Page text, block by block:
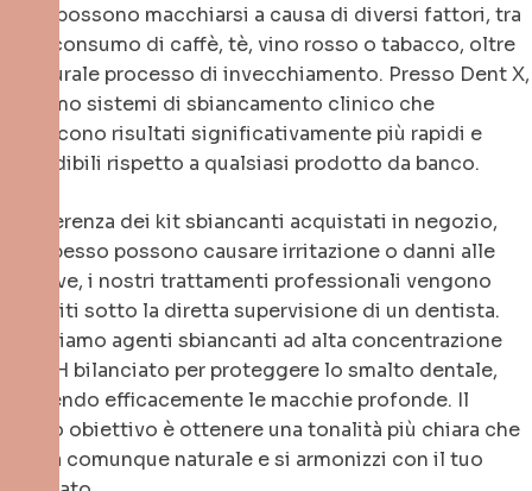
denti possono macchiarsi a causa di diversi fattori, tra
cui il consumo di caffè, tè, vino rosso o tabacco, oltre
al naturale processo di invecchiamento. Presso Dent X,
offriamo sistemi di sbiancamento clinico che
forniscono risultati significativamente più rapidi e
prevedibili rispetto a qualsiasi prodotto da banco.
A differenza dei kit sbiancanti acquistati in negozio,
che spesso possono causare irritazione o danni alle
gengive, i nostri trattamenti professionali vengono
eseguiti sotto la diretta supervisione di un dentista.
Utilizziamo agenti sbiancanti ad alta concentrazione
con pH bilanciato per proteggere lo smalto dentale,
rompendo efficacemente le macchie profonde. Il
nostro obiettivo è ottenere una tonalità più chiara che
appaia comunque naturale e si armonizzi con il tuo